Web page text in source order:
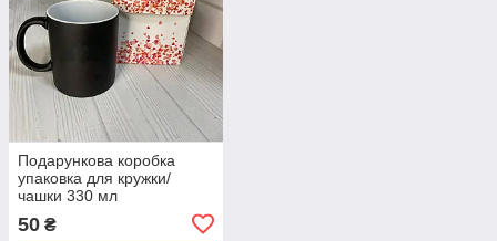
Подарункова коробка
упаковка для кружки/
чашки 330 мл
50 ₴